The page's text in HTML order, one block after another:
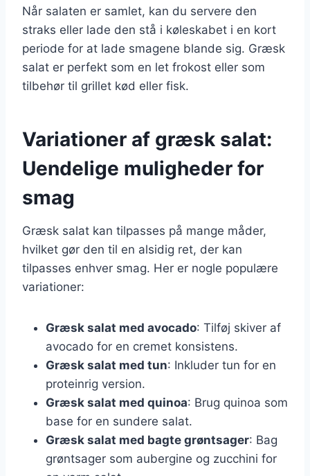
Når salaten er samlet, kan du servere den
straks eller lade den stå i køleskabet i en kort
periode for at lade smagene blande sig. Græsk
salat er perfekt som en let frokost eller som
tilbehør til grillet kød eller fisk.
Variationer af græsk salat:
Uendelige muligheder for
smag
Græsk salat kan tilpasses på mange måder,
hvilket gør den til en alsidig ret, der kan
tilpasses enhver smag. Her er nogle populære
variationer:
Græsk salat med avocado: Tilføj skiver af
avocado for en cremet konsistens.
Græsk salat med tun: Inkluder tun for en
proteinrig version.
Græsk salat med quinoa: Brug quinoa som
base for en sundere salat.
Græsk salat med bagte grøntsager: Bag
grøntsager som aubergine og zucchini for